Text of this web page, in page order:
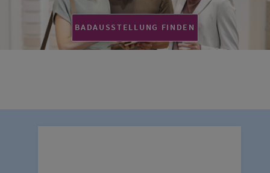
BADAUSSTELLUNG FINDEN